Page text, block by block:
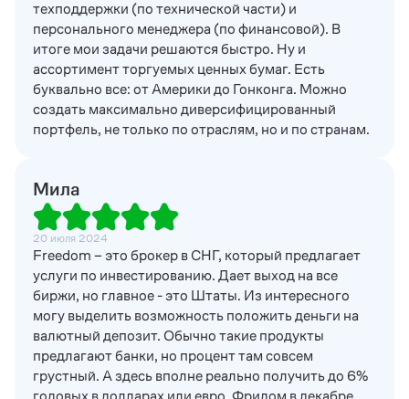
техподдержки (по технической части) и
персонального менеджера (по финансовой). В
итоге мои задачи решаются быстро. Ну и
ассортимент торгуемых ценных бумаг. Есть
буквально все: от Америки до Гонконга. Можно
создать максимально диверсифицированный
портфель, не только по отраслям, но и по странам.
Мила
20 июля 2024
Freedom – это брокер в СНГ, который предлагает
услуги по инвестированию. Дает выход на все
биржи, но главное - это Штаты. Из интересного
могу выделить возможность положить деньги на
валютный депозит. Обычно такие продукты
предлагают банки, но процент там совсем
грустный. А здесь вполне реально получить до 6%
годовых в долларах или евро. Фридом в декабре